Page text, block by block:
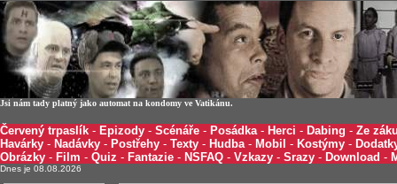
Jsi nám tady platný jako automat na kondomy ve Vatikánu.
Červený trpaslík - Epizody - Scénáře - Posádka- Herci - Dabing - Ze
Havárky - Nadávky - Postřehy - Texty - Hudba- Mobil - Kostýmy -
Obrázky - Film - Quiz - Fantazie - NSFAQ - Vzkazy - Srazy - Download -
Dnes je 08.08.2026